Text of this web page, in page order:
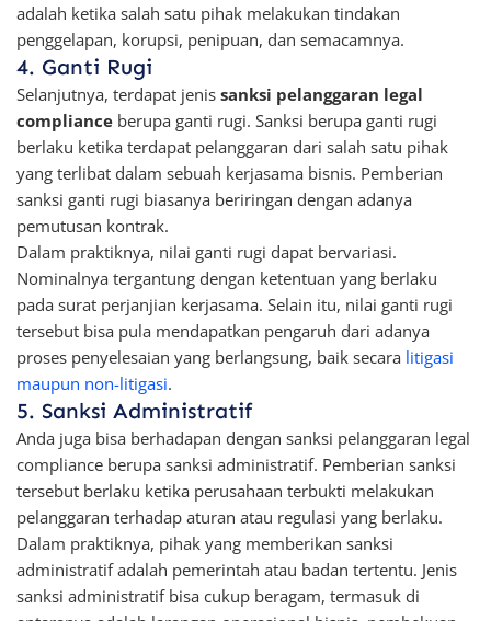
adalah ketika salah satu pihak melakukan tindakan
penggelapan, korupsi, penipuan, dan semacamnya.
4. Ganti Rugi
Selanjutnya, terdapat jenis sanksi pelanggaran legal
complianceberupa ganti rugi. Sanksi berupa ganti rugi
berlaku ketika terdapat pelanggaran dari salah satu pihak
yang terlibat dalam sebuah kerjasama bisnis. Pemberian
sanksi ganti rugi biasanya beriringan dengan adanya
pemutusan kontrak.
Dalam praktiknya, nilai ganti rugi dapat bervariasi.
Nominalnya tergantung dengan ketentuan yang berlaku
pada surat perjanjian kerjasama. Selain itu, nilai ganti rugi
tersebut bisa pula mendapatkan pengaruh dari adanya
proses penyelesaian yang berlangsung, baik secara litigasi
maupun non-litigasi.
5. Sanksi Administratif
Anda juga bisa berhadapan dengan sanksi pelanggaran legal
compliance berupa sanksi administratif. Pemberian sanksi
tersebut berlaku ketika perusahaan terbukti melakukan
pelanggaran terhadap aturan atau regulasi yang berlaku.
Dalam praktiknya, pihak yang memberikan sanksi
administratif adalah pemerintah atau badan tertentu. Jenis
sanksi administratif bisa cukup beragam, termasuk di